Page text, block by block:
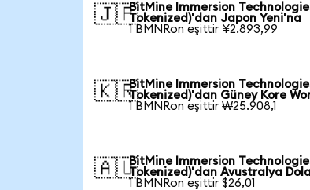
🇯🇵BitMine Immersion
Tokenized)'dan Japon Yeni'na
1 BMNRon eşittir ¥2.893,99
🇰🇷BitMine Immersion
Tokenized)'dan Güney Kore
1 BMNRon eşittir ₩25.908,1
🇦🇺BitMine Immersion
Tokenized)'dan Avustralya
1 BMNRon eşittir $26,01